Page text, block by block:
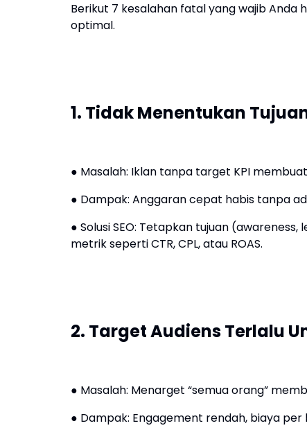
Berikut 7 kesalahan fatal yang wajib Anda
optimal.
1. Tidak Menentukan
● Masalah: Iklan tanpa target KPI
● Dampak: Anggaran cepat habis tanpa
● Solusi SEO: Tetapkan tujuan
metrik seperti CTR, CPL, atau ROAS.
2. Target Audiens Terlalu
● Masalah: Menarget “semua orang”
● Dampak: Engagement rendah, biaya